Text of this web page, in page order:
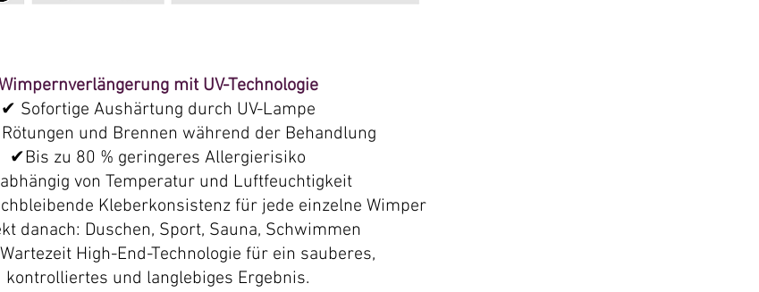
mit UV-Technologie
✔ Sofortige Aushärtung durch UV-Lampe
und Brennen während der Behandlung
✔Bis zu 80 % geringeres Allergierisiko
von Temperatur und Luftfeuchtigkeit
Kleberkonsistenz für jede einzelne Wimper
danach: Duschen, Sport, Sauna, Schwimmen
High-End-Technologie für ein sauberes,
kontrolliertes und langlebiges Ergebnis.